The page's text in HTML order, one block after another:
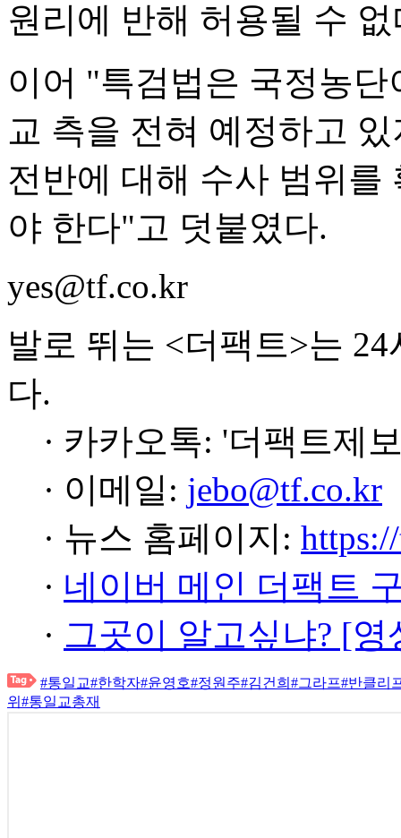
원리에 반해 허용될 수
이어 "특검법은 국정농
교 측을 전혀 예정하고
전반에 대해 수사 범위를
야 한다"고 덧붙였다.
yes@tf.co.kr
발로 뛰는 <더팩트>는
다.
· 카카오톡: '더팩트제
· 이메일: jebo@tf.co.kr
· 뉴스 홈페이지:
· 네이버 메인 더팩트
· 그곳이 알고싶냐? [
#통일교#한학자#윤영호#정원주#김건희 #그라프#반클리
위 #통일교총재